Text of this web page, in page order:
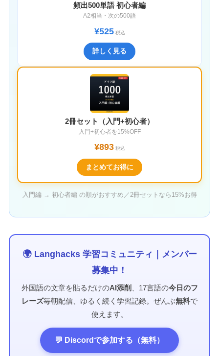
頻出500単語 初心者編
A2相当・次の500語
¥525税込
詳しく見る
2冊セット（入門+初心者）
入門+初心者を15%OFF
¥893税込
まとめてお得に
入門編 → 初心者編 の順がおすすめ／2冊セットなら15%お得
🌍 Langhacks 学習コミュニティ｜メンバー
募集中！
外国語の文章を貼るだけのAI添削 、17言語の今日のフ
レーズ毎朝配信、ゆるく続く学習記録。ぜんぶ無料で
使えます。
💬 Discordで参加する（無料）